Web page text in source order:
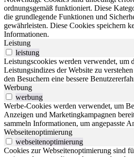
ordnungsgemäß funktioniert. Diese
die grundlegende Funktionen und
gewährleisten. Diese Cookies speichern
Informationen.
Leistung
leistung
Leistungscookies werden verwendet, um
Leistungsindizes der Website zu
den Besuchern eine bessere
Werbung
werbung
Werbe-Cookies werden verwendet, um
Anzeigen und Marketingkampagnen
sammeln Informationen, um angepasste
Webseitenoptimierung
webseitenoptimierung
Cookies zur Webseitenoptimierung sind